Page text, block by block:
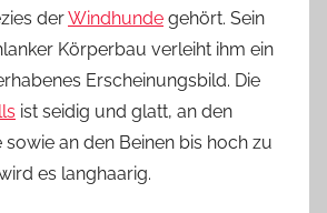
derWindhunde gehört. Sein
Körperbau verleiht ihm ein
Erscheinungsbild. Die
ist seidig und glatt, an den
sowie an den Beinen bis hoch zu
es langhaarig.